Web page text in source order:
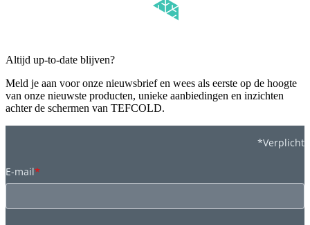
Altijd up-to-date blijven?
Meld je aan voor onze nieuwsbrief en wees als eerste op de hoogte
van onze nieuwste producten, unieke aanbiedingen en inzichten
achter de schermen van TEFCOLD.
*Verplicht
E-mail*